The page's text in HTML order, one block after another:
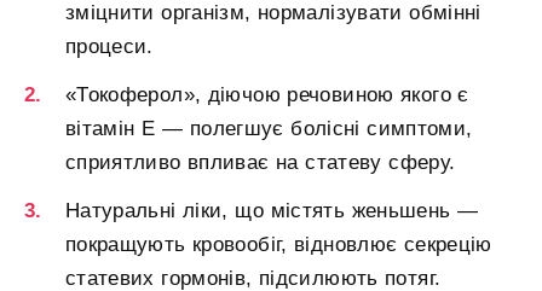
зміцнити організм, нормалізувати обмінні
процеси.
«Токоферол», діючою речовиною якого є
вітамін E — полегшує болісні симптоми,
сприятливо впливає на статеву сферу.
Натуральні ліки, що містять женьшень —
покращують кровообіг, відновлює секрецію
статевих гормонів, підсилюють потяг.